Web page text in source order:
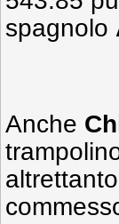
spagnolo
Anche